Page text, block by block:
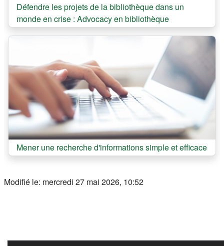
Cours:
Défendre les projets de la bibliothèque dans un
monde en crise : Advocacy en bibliothèque
Cours:
Mener une recherche d'informations simple et efficace
Modifié le: mercredi 27 mai 2026, 10:52